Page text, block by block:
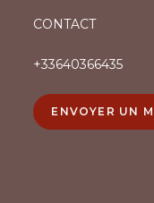
CONTACT
+33640366435
ENVOYER UN